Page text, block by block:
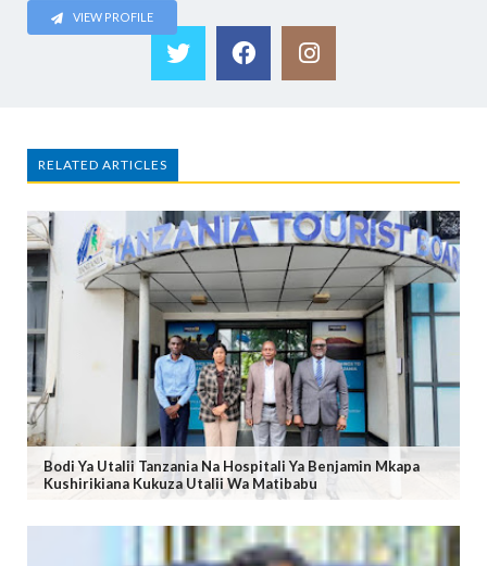
VIEW PROFILE
RELATED ARTICLES
Bodi Ya Utalii Tanzania Na Hospitali Ya Benjamin Mkapa
Kushirikiana Kukuza Utalii Wa Matibabu